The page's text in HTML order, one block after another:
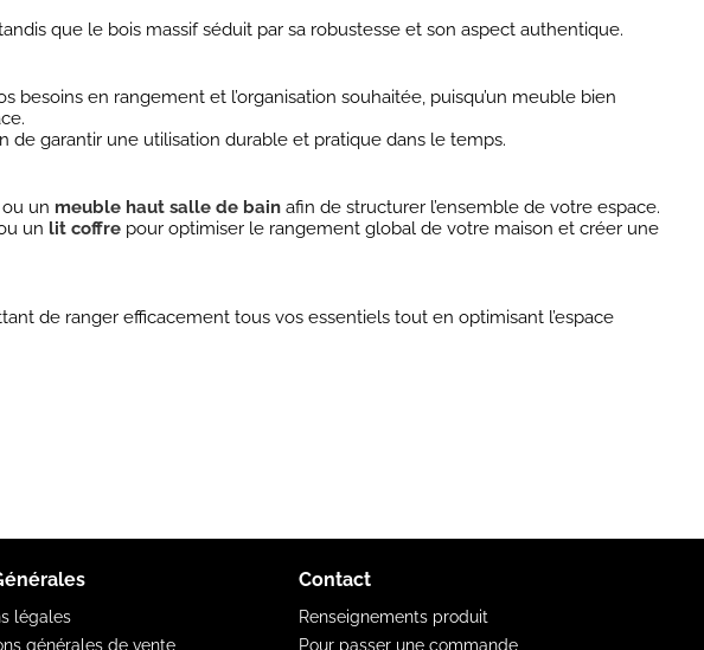
que le bois massif séduit par sa robustesse et son aspect authentique.
en rangement et l’organisation souhaitée, puisqu’un meuble bien
de garantir une utilisation durable et pratique dans le temps.
ou un meuble haut salle de bain afin de structurer l’ensemble de votre espace.
un lit coffre pour optimiser le rangement global de votre maison et créer une
de ranger efficacement tous vos essentiels tout en optimisant l’espace
légales
générales de vente
Contact
Renseignements produit
Pour passer une commande